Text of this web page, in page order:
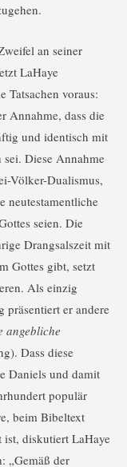
an seiner
LaHaye
Tatsachen voraus:
Annahme, dass die
und identisch mit
Diese Annahme
Völker-Dualismus,
neutestamentliche
seien. Die
Drangsalszeit mit
Gottes gibt, setzt
Als einzig
präsentiert er andere
angebliche
Dass diese
Daniels und damit
populär
beim Bibeltext
diskutiert LaHaye
„Gemäß der